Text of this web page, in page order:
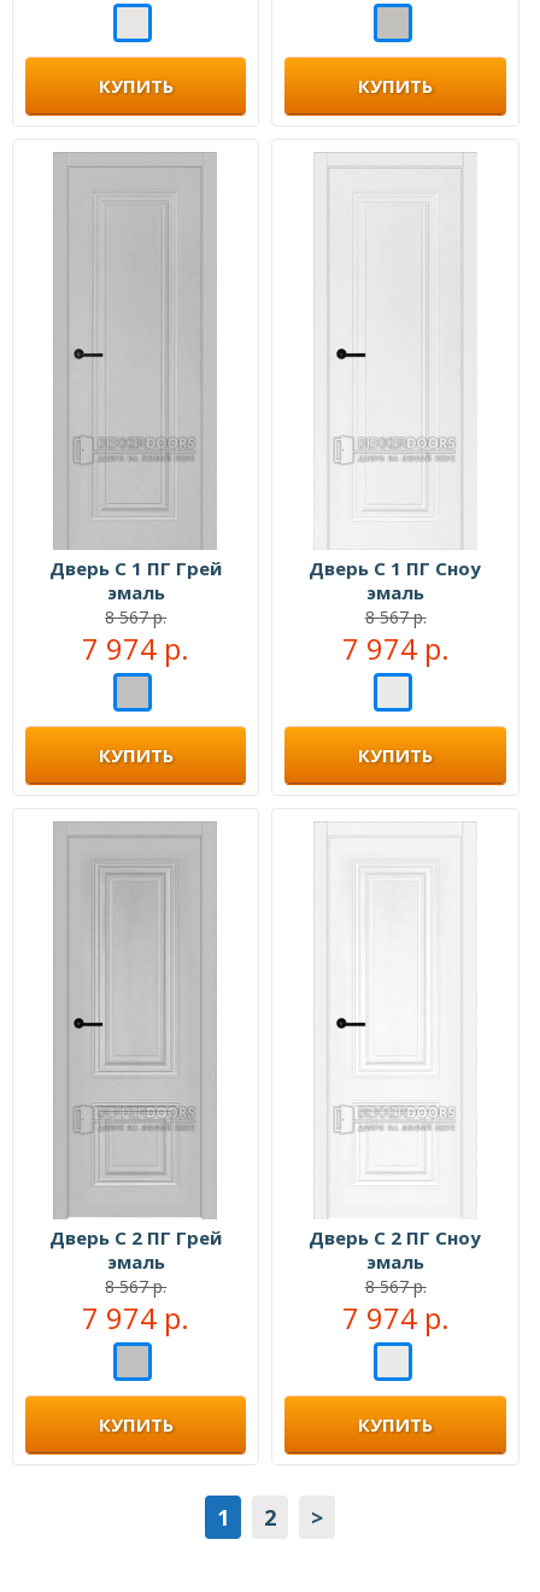
КУПИТЬ КУПИТЬ
Дверь С 1 ПГ Грей
эмаль
8 567 р.
7 974 р.
КУПИТЬ
Дверь С 1 ПГ Сноу
эмаль
8 567 р.
7 974 р.
КУПИТЬ
Дверь С 2 ПГ Грей
эмаль
8 567 р.
7 974 р.
КУПИТЬ
Дверь С 2 ПГ Сноу
эмаль
8 567 р.
7 974 р.
КУПИТЬ
1 2 >